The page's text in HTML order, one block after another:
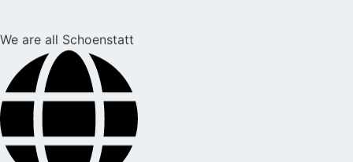
We are all Schoenstatt